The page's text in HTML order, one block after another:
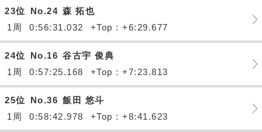
23位 No.24 森 拓也
1周
0:56:31.032 +Top : +6:29.677
24位 No.16 谷古宇 俊典
1周
0:57:25.168 +Top : +7:23.813
25位 No.36 飯田 悠斗
1周
0:58:42.978 +Top : +8:41.623